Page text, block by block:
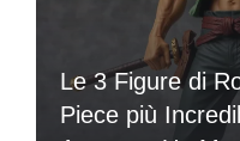
Le 3 Figure di
Piece più